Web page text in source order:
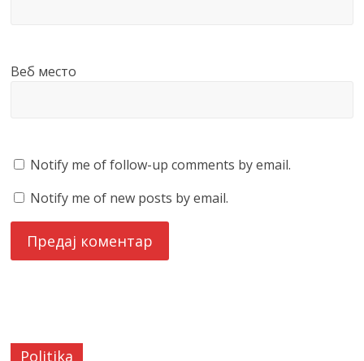
Веб место
Notify me of follow-up comments by email.
Notify me of new posts by email.
Politika